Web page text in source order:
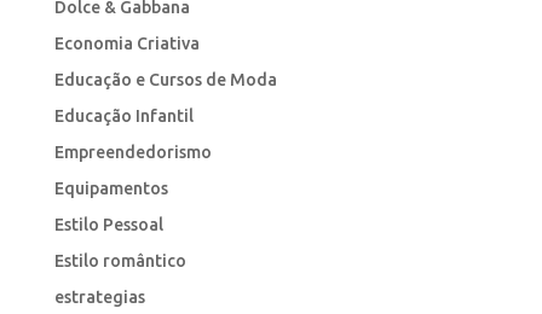
Dolce & Gabbana
Economia Criativa
Educação e Cursos de Moda
Educação Infantil
Empreendedorismo
Equipamentos
Estilo Pessoal
Estilo romântico
estrategias